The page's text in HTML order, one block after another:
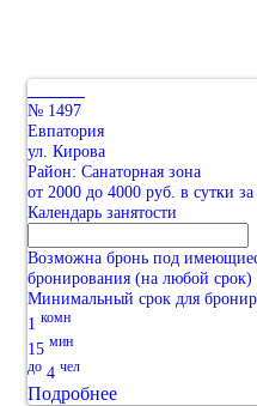
№ 1497
Евпатория
ул. Кирова
Район: Санаторная зона
от 2000 до 4000 руб. в сутки
Календарь занятости
Возможна бронь под
бронирования (на любой срок)
Минимальный срок для
1 комн
15 мин
до 4 чел
Подробнее